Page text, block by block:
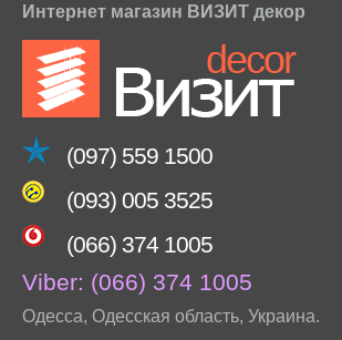
Интернет магазин ВИЗИТ декор
(097) 559 1500
(093) 005 3525
(066) 374 1005
Viber: (066) 374 1005
Одесса, Одесская область, Украина.